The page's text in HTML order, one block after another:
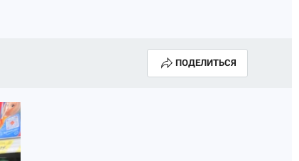
ПОДЕЛИТЬСЯ